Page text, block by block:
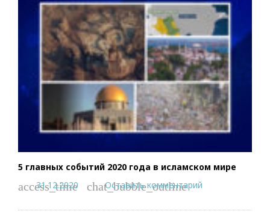
5 главных событий 2020 года в исламском мире
access_time
31.12.2020 chat_bubble_outline
Оставить комментарий